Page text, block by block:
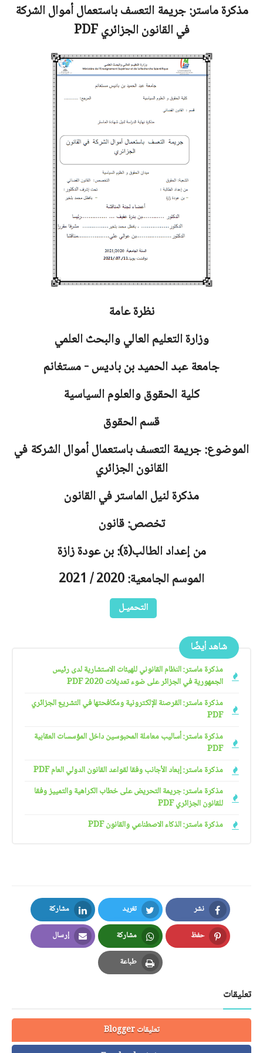
مذكرة ماستر:جريمة التعسف باستعمال أموال الشركة
في القانون الجزائريPDF
نظرة عامة
وزارة التعليم العالي والبحث العلمي
جامعةعبد الحميد بن باديس - مستغانم
كلية الحقوق والعلوم السياسية
قسم الحقوق
الموضوع: جريمة التعسف باستعمال أموال الشركة في
القانون الجزائري
مذكرة لنيل الماستر في القانون
تخصص: قانون
من إعداد الطالب(ة): بن عودة زازة
الموسم الجامعية: 2020 / 2021
التحميـل
شاهد أيضًا
مذكرة ماستر: النظام القانوني للهيئات الاستشارية لدى رئيس
الجمهورية في الجزائر على ضوء تعديلات 2020 PDF
مذكرة ماستر: القرصنة الإلكترونية ومكافحتها في التشريع الجزائري
PDF
مذكرة ماستر: أساليب معاملة المحبوسين داخل المؤسسات العقابية
PDF
مذكرة ماستر: إبعاد الأجانب وفقا لقواعد القانون الدولي العام PDF
مذكرة ماستر: جريمة التحريض على خطاب الكراهية والتمييز وفقا
للقانون الجزائري PDF
مذكرة ماستر: الذكاء الاصطناعي والقانون PDF
نشر
Facebook
تغريد
Twitter
مشاركة
LinkedIn
حفظ
Pinterest
مشاركة
Whatsapp
إرسال
Email
طباعة
Print
تعليقات
تعليقات Blogger